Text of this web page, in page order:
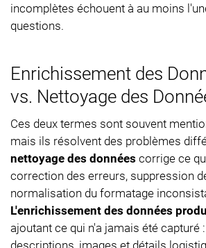
incomplètes échouent à au moins
questions.
Enrichissement des
vs. Nettoyage des
Ces deux termes sont souvent
mais ils résolvent des problèmes
nettoyage des données corrige ce
correction des erreurs, suppression
normalisation du formatage
L'enrichissement des données
ajoutant ce qui n'a jamais été capturé
descriptions, images et détails